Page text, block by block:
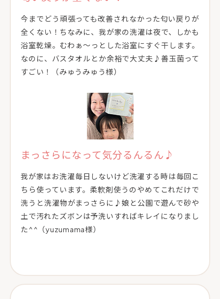
今までどう頑張っても改善されなかった匂い戻りが
全くない！ちなみに、我が家の洗濯は夜で、しかも
浴室乾燥。むわぁ〜っとした浴室にすぐ干します。
なのに、バスタオルとか余裕で大丈夫♪善玉菌って
すごい！（みゅうみゅう様）
まっさらになって気分るんるん♪
我が家はお洗濯毎日しないけど洗濯する時は毎回こ
ちら使っています。柔軟剤使うのやめてこれだけで
洗うと洗濯物がまっさらに♪娘と公園で遊んで砂や
土で汚れたズボンは予洗いすればキレイになりまし
た^^（yuzumama様）